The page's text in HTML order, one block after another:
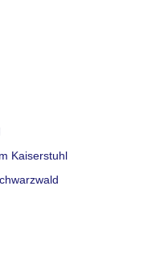
Kaiserstuhl